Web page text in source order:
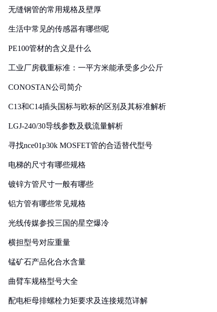
无缝钢管的常用规格及壁厚
生活中常见的传感器有哪些呢
PE100管材的含义是什么
工业厂房载重标准：一平方米能承受多少公斤
CONOSTAN公司简介
C13和C14插头国标与欧标的区别及其标准解析
LGJ-240/30导线参数及载流量解析
寻找nce01p30k MOSFET管的合适替代型号
电梯的尺寸有哪些规格
镀锌方管尺寸一般有哪些
铝方管有哪些常见规格
光线传媒参投三国的星空爆冷
横担型号对应重量
锰矿石产品化合水含量
曲臂车规格型号大全
配电柜母排螺栓力矩要求及连接规范详解